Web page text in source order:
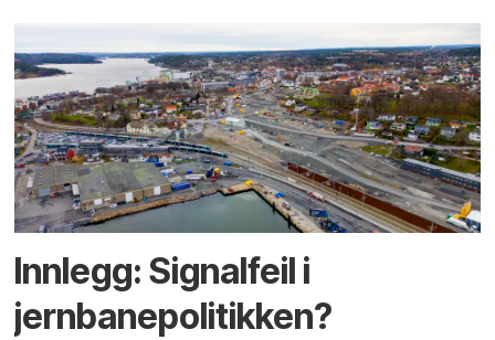
Innlegg: Signalfeil i
jernbanepolitikken?